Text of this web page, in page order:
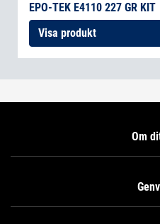
EPO-TEK E4110 227 GR KIT
Visa produkt
Om